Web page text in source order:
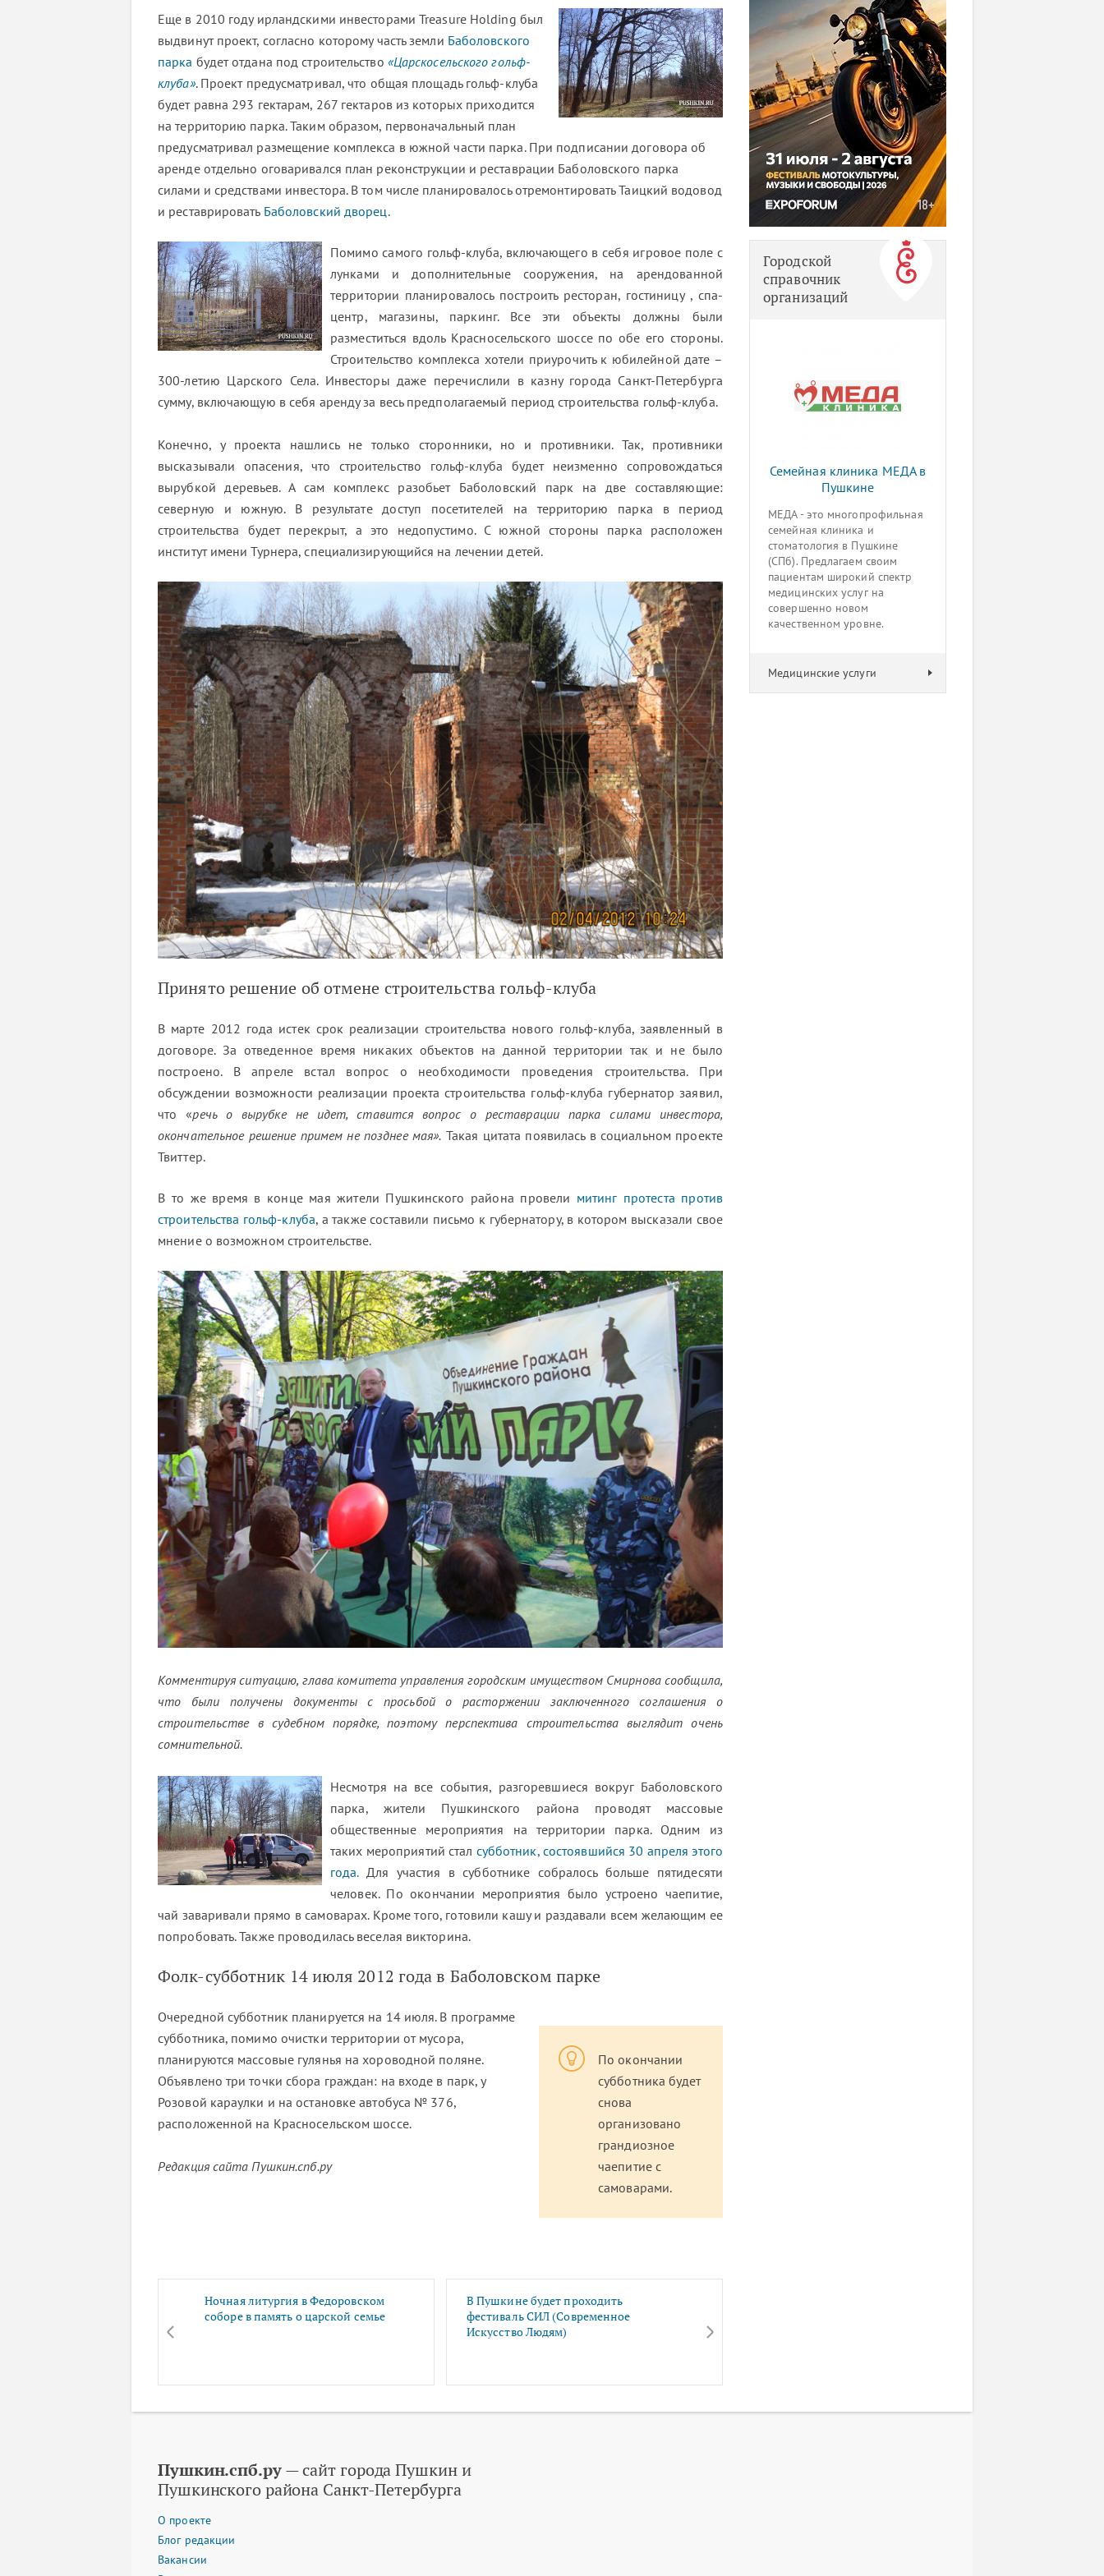
Еще в 2010 году ирландскими инвесторами Treasure Holding был
выдвинут проект, согласно которому часть земли Баболовского
парка будет отдана под строительство «Царскосельского гольф-
клуба». Проект предусматривал, что общая площадь гольф-клуба
будет равна 293 гектарам, 267 гектаров из которых приходится
на территорию парка. Таким образом, первоначальный план
предусматривал размещение комплекса в южной части парка. При подписании договора об
аренде отдельно оговаривался план реконструкции и реставрации Баболовского парка
силами и средствами инвестора. В том числе планировалось отремонтировать Таицкий водовод
и реставрировать Баболовский дворец.
Помимо самого гольф-клуба, включающего в себя игровое поле с
лунками и дополнительные сооружения, на арендованной
территории планировалось построить ресторан, гостиницу , спа-
центр, магазины, паркинг. Все эти объекты должны были
разместиться вдоль Красносельского шоссе по обе его стороны.
Строительство комплекса хотели приурочить к юбилейной дате –
300-летию Царского Села. Инвесторы даже перечислили в казну города Санкт-Петербурга
сумму, включающую в себя аренду за весь предполагаемый период строительства гольф-клуба.
Конечно, у проекта нашлись не только сторонники, но и противники. Так, противники
высказывали опасения, что строительство гольф-клуба будет неизменно сопровождаться
вырубкой деревьев. А сам комплекс разобьет Баболовский парк на две составляющие:
северную и южную. В результате доступ посетителей на территорию парка в период
строительства будет перекрыт, а это недопустимо. С южной стороны парка расположен
институт имени Турнера, специализирующийся на лечении детей.
Принято решение об отмене строительства гольф-клуба
В марте 2012 года истек срок реализации строительства нового гольф-клуба, заявленный в
договоре. За отведенное время никаких объектов на данной территории так и не было
построено. В апреле встал вопрос о необходимости проведения строительства. При
обсуждении возможности реализации проекта строительства гольф-клуба губернатор заявил,
что «речь о вырубке не идет, ставится вопрос о реставрации парка силами инвестора,
окончательное решение примем не позднее мая». Такая цитата появилась в социальном проекте
Твиттер.
В то же время в конце мая жители Пушкинского района провели митинг протеста против
строительства гольф-клуба, а также составили письмо к губернатору, в котором высказали свое
мнение о возможном строительстве.
Комментируя ситуацию, глава комитета управления городским имуществом Смирнова сообщила,
что были получены документы с просьбой о расторжении заключенного соглашения о
строительстве в судебном порядке, поэтому перспектива строительства выглядит очень
сомнительной.
Несмотря на все события, разгоревшиеся вокруг Баболовского
парка, жители Пушкинского района проводят массовые
общественные мероприятия на территории парка. Одним из
таких мероприятий стал субботник, состоявшийся 30 апреля этого
года.Для участия в субботнике собралось больше пятидесяти
человек. По окончании мероприятия было устроено чаепитие,
чай заваривали прямо в самоварах. Кроме того, готовили кашу и раздавали всем желающим ее
попробовать. Также проводилась веселая викторина.
Фолк-субботник 14 июля 2012 года в Баболовском парке
По окончании
субботника будет
снова
организовано
грандиозное
чаепитие с
самоварами.
Очередной субботник планируется на 14 июля. В программе
субботника, помимо очистки территории от мусора,
планируются массовые гулянья на хороводной поляне.
Объявлено три точки сбора граждан: на входе в парк, у
Розовой караулки и на остановке автобуса № 376,
расположенной на Красносельском шоссе.
Редакция сайта Пушкин.спб.ру
Ночная литургия в Федоровском
соборе в память о царской семье
В Пушкине будет проходить
фестиваль СИЛ (Современное
Искусство Людям)
Городской
справочник
организаций
Семейная клиника МЕДА в
Пушкине
МЕДА - это многопрофильная
семейная клиника и
стоматология в Пушкине
(СПб). Предлагаем своим
пациентам широкий спектр
медицинских услуг на
совершенно новом
качественном уровне.
Медицинские услуги
Пушкин.спб.ру— сайт города Пушкин и
Пушкинского района Санкт-Петербурга
О проекте
Блог редакции
Вакансии